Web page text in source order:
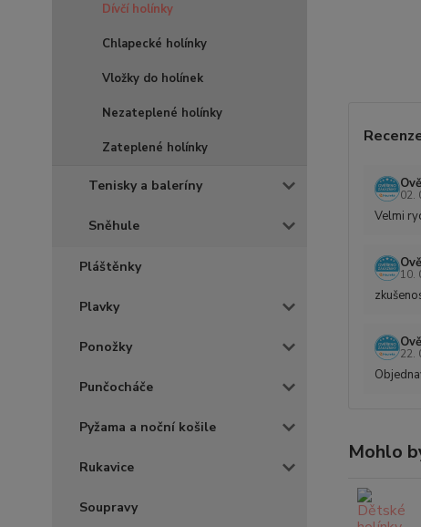
Dívčí holínky
Chlapecké holínky
Vložky do holínek
Nezateplené holínky
Zateplené holínky
Tenisky a baleríny
Sněhule
Pláštěnky
Plavky
Ponožky
Punčocháče
Pyžama a noční košile
Rukavice
Soupravy
02.
Velmi
10.
22.
Mohlo